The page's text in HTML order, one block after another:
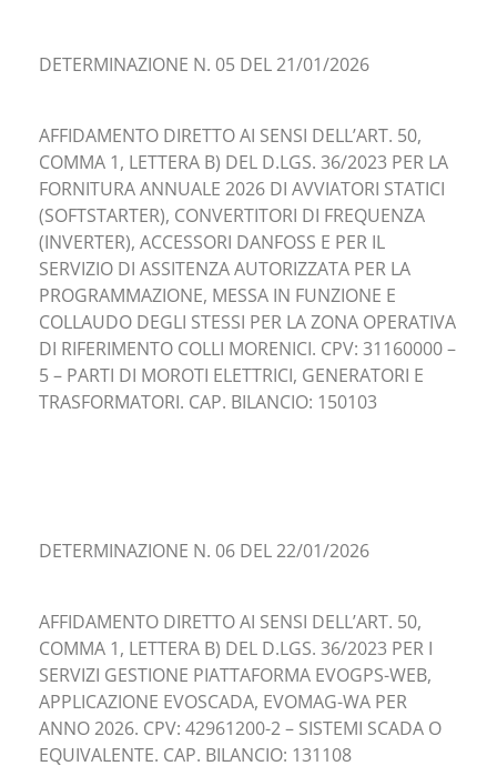
DETERMINAZIONE N. 05 DEL 21/01/2026
AFFIDAMENTO DIRETTO AI SENSI DELL’ART. 50,
COMMA 1, LETTERA B) DEL D.LGS. 36/2023 PER LA
FORNITURA ANNUALE 2026 DI AVVIATORI STATICI
(SOFTSTARTER), CONVERTITORI DI FREQUENZA
(INVERTER), ACCESSORI DANFOSS E PER IL
SERVIZIO DI ASSITENZA AUTORIZZATA PER LA
PROGRAMMAZIONE, MESSA IN FUNZIONE E
COLLAUDO DEGLI STESSI PER LA ZONA OPERATIVA
DI RIFERIMENTO COLLI MORENICI. CPV: 31160000 –
5 – PARTI DI MOROTI ELETTRICI, GENERATORI E
TRASFORMATORI. CAP. BILANCIO: 150103
DETERMINAZIONE N. 06 DEL 22/01/2026
AFFIDAMENTO DIRETTO AI SENSI DELL’ART. 50,
COMMA 1, LETTERA B) DEL D.LGS. 36/2023 PER I
SERVIZI GESTIONE PIATTAFORMA EVOGPS-WEB,
APPLICAZIONE EVOSCADA, EVOMAG-WA PER
ANNO 2026. CPV: 42961200-2 – SISTEMI SCADA O
EQUIVALENTE. CAP. BILANCIO: 131108